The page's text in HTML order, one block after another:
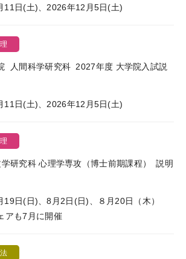
11日(土)、2026年12月5日(土)
人間科学研究科 2027年度 大学院入試説
11日(土)、2026年12月5日(土)
研究科 心理学専攻（博士前期課程）
説明
19日(日)、8月2日(日)、８月20日（木）
アも7月に開催